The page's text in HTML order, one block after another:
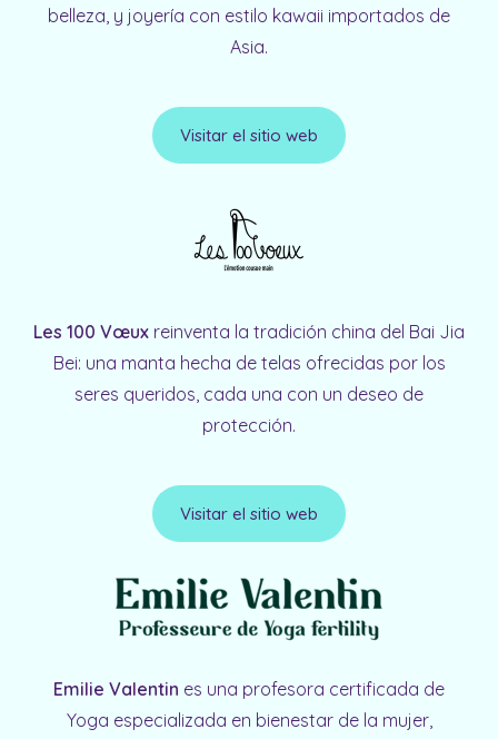
belleza, y joyería con estilo kawaii importados de
Asia.
Visitar el sitio web
Les 100 Vœux reinventa la tradición china del Bai Jia
Bei: una manta hecha de telas ofrecidas por los
seres queridos, cada una con un deseo de
protección.
Visitar el sitio web
Emilie Valentin es una profesora certificada de
Yoga especializada en bienestar de la mujer,